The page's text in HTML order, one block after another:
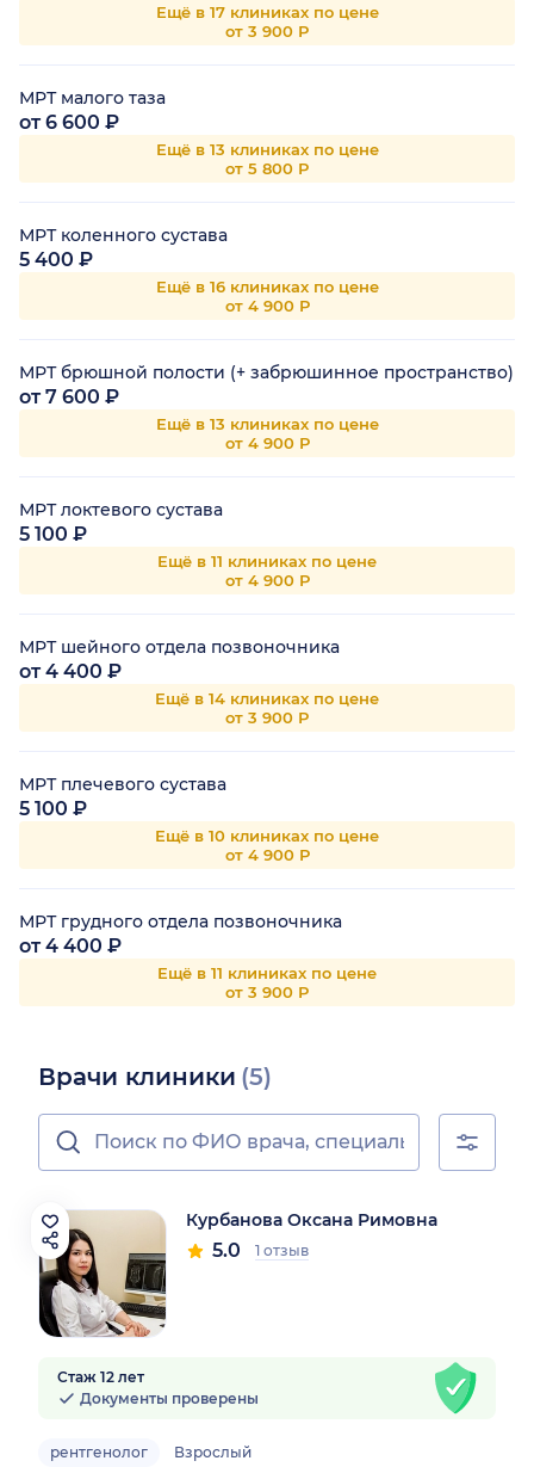
Ещё в 17 клиниках по цене
от 3 900 Р
МРТ малого таза
от 6 600 ₽
Ещё в 13 клиниках по цене
от 5 800 Р
МРТ коленного сустава
5 400 ₽
Ещё в 16 клиниках по цене
от 4 900 Р
МРТ брюшной полости (+ забрюшинное пространство)
от 7 600 ₽
Ещё в 13 клиниках по цене
от 4 900 Р
МРТ локтевого сустава
5 100 ₽
Ещё в 11 клиниках по цене
от 4 900 Р
МРТ шейного отдела позвоночника
от 4 400 ₽
Ещё в 14 клиниках по цене
от 3 900 Р
МРТ плечевого сустава
5 100 ₽
Ещё в 10 клиниках по цене
от 4 900 Р
МРТ грудного отдела позвоночника
от 4 400 ₽
Ещё в 11 клиниках по цене
от 3 900 Р
Врачи клиники (5)
Курбанова Оксана Римовна
5.0 1 отзыв
Стаж 12 лет
Документы проверены
рентгенолог Взрослый